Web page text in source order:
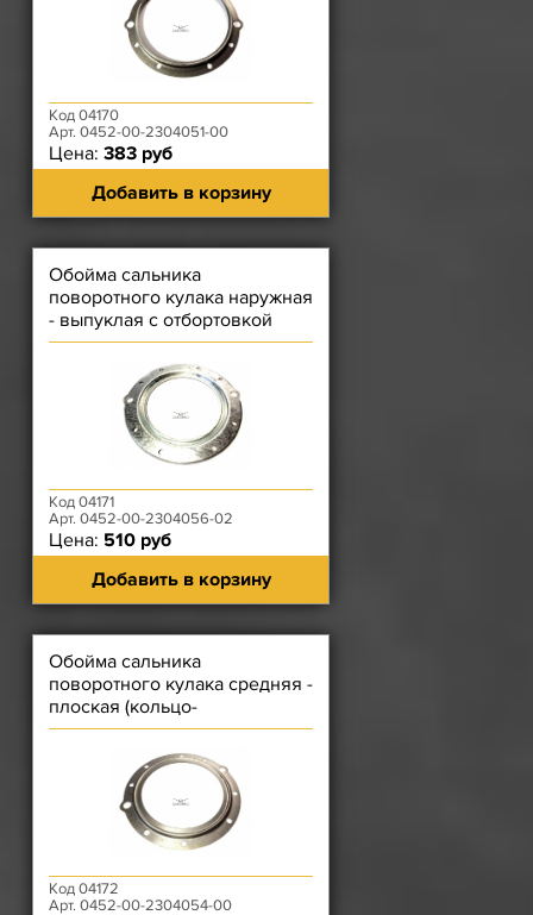
Код 04170
Арт. 0452-00-2304051-00
Цена: 383 руб
Добавить в корзину
Обойма сальника
поворотного кулака наружная
- выпуклая с отбортовкой
Код 04171
Арт. 0452-00-2304056-02
Цена: 510 руб
Добавить в корзину
Обойма сальника
поворотного кулака средняя -
плоская (кольцо-
перегородка)
Код 04172
Арт. 0452-00-2304054-00